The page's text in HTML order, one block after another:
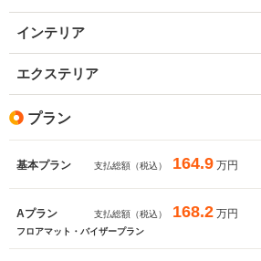
インテリア
エクステリア
プラン
基本プラン 支払総額（税込） 164.9 万円
Aプラン 支払総額（税込） 168.2 万円
フロアマット・バイザープラン